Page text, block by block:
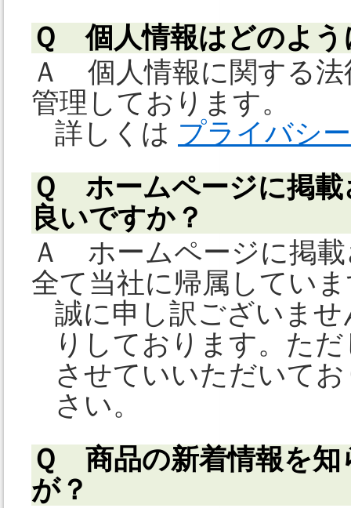
Ｑ 個人情報はどのよう
Ａ 個人情報に関する法
管理しております。
詳しくは プライバシ
Ｑ ホームページに掲載
良いですか？
Ａ ホームページに掲載
全て当社に帰属してい
誠に申し訳ございま
りしております。た
させていいただいて
さい。
Ｑ 商品の新着情報を知
が？